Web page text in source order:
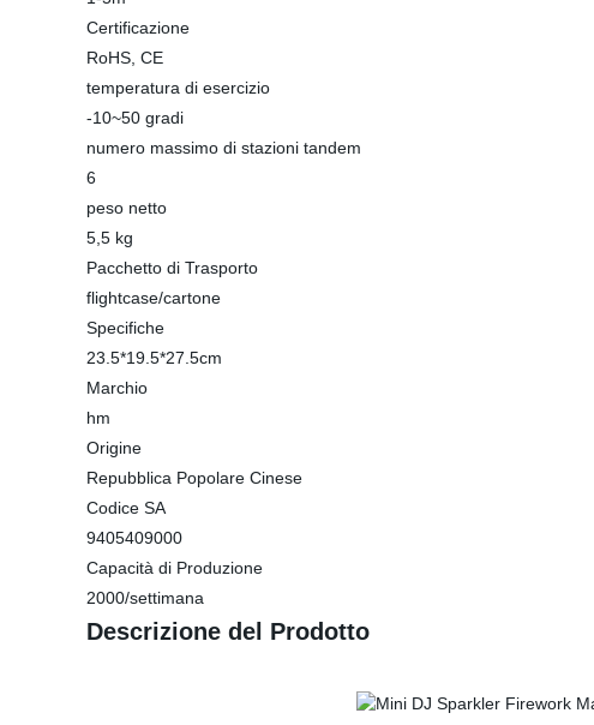
Certificazione
RoHS, CE
temperatura di esercizio
-10~50 gradi
numero massimo di stazioni tandem
6
peso netto
5,5 kg
Pacchetto di Trasporto
flightcase/cartone
Specifiche
23.5*19.5*27.5cm
Marchio
hm
Origine
Repubblica Popolare Cinese
Codice SA
9405409000
Capacità di Produzione
2000/settimana
Descrizione del Prodotto